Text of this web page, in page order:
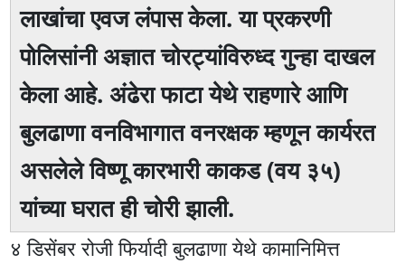
लाखांचा एवज लंपास केला. या प्रकरणी
पोलिसांनी अज्ञात चोरट्यांविरुध्द गुन्हा दाखल
केला आहे. अंढेरा फाटा येथे राहणारे आणि
बुलढाणा वनविभागात वनरक्षक म्हणून कार्यरत
असलेले विष्णू कारभारी काकड (वय ३५)
यांच्या घरात ही चोरी झाली.
४ डिसेंबर रोजी फिर्यादी बुलढाणा येथे कामानिमित्त